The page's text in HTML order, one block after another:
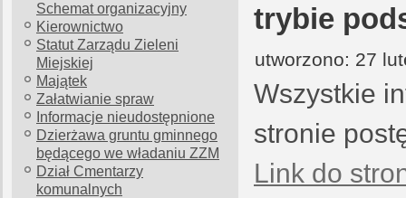
Schemat organizacyjny
Kierownictwo
Statut Zarządu Zieleni
Miejskiej
Majątek
Załatwianie spraw
Informacje nieudostępnione
Dzierżawa gruntu gminnego
będącego we władaniu ZZM
Dział Cmentarzy
komunalnych
trybie
utworzono: 27
Wszystkie
stronie
Link do